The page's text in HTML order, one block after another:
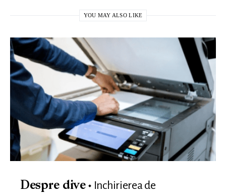
YOU MAY ALSO LIKE
Despre dive
Inchirierea de